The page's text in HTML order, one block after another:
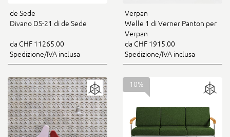
de Sede
Divano DS-21 di de Sede
da CHF 11265.00
Spedizione/IVA inclusa
Verpan
Welle 1 di Verner Panton per
Verpan
da CHF 1915.00
Spedizione/IVA inclusa
10%